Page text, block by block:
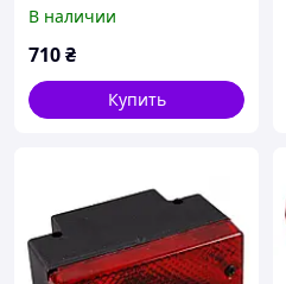
027) 10024
В наличии
710₴
Купить